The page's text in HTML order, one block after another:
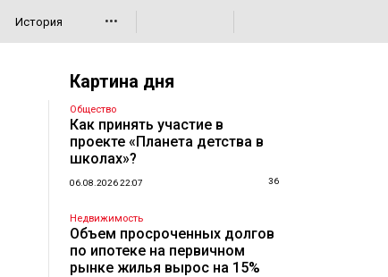
История •••
Картина дня
Общество
Как принять участие в
проекте «Планета детства в
школах»?
06.08.2026 22:07 36
Недвижимость
Объем просроченных долгов
по ипотеке на первичном
рынке жилья вырос на 15%